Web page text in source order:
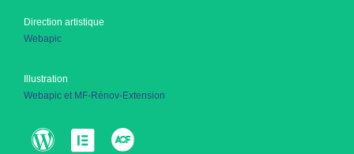
Direction artistique
Webapic
Illustration
Webapic et MF-Rénov-Extension